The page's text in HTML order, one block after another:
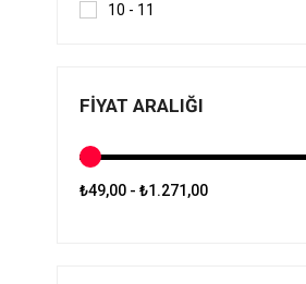
10 - 11
FIYAT ARALIĞI
₺49,00 - ₺1.271,00